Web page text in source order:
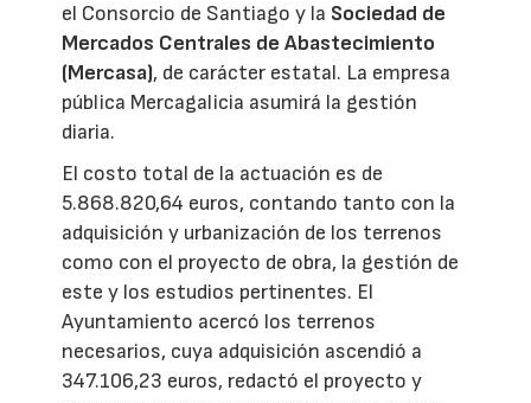
el Consorcio de Santiago y la Sociedad de
Mercados Centrales de Abastecimiento
(Mercasa), de carácter estatal. La empresa
pública Mercagalicia asumirá la gestión
diaria.
El costo total de la actuación es de
5.868.820,64 euros, contando tanto con la
adquisición y urbanización de los terrenos
como con el proyecto de obra, la gestión de
este y los estudios pertinentes. El
Ayuntamiento acercó los terrenos
necesarios, cuya adquisición ascendió a
347.106,23 euros, redactó el proyecto y